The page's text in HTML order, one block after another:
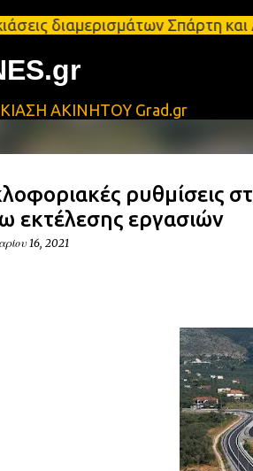
Σπάρτη και
ΑΚΙΝΗΤΟΥ Grad.gr
ρυθμίσεις
εκτέλεσης εργασιών
16, 2021